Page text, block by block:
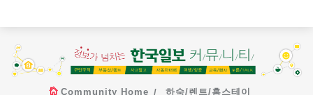
Community Home 하숙/렌트/홈스테이